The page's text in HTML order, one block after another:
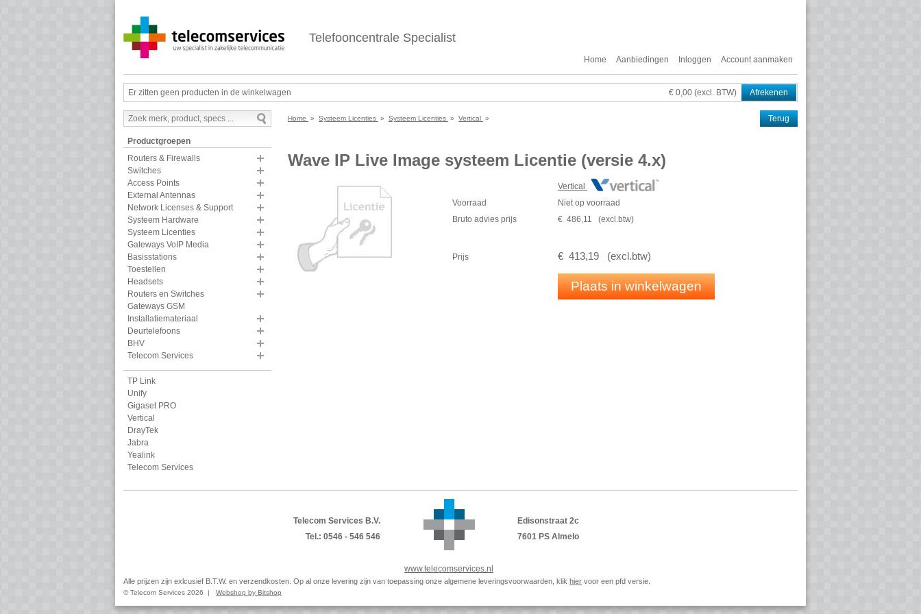
Telefooncentrale Specialist
Home Aanbiedingen Inloggen Account aanmaken
Er zitten geen producten in de winkelwagen € 0,00 (excl. BTW) Afrekenen
Productgroepen
Routers & Firewalls
Switches
Access Points
External Antennas
Network Licenses & Support
Systeem Hardware
Systeem Licenties
Gateways VoIP Media
Basisstations
Toestellen
Headsets
Routers en Switches
Gateways GSM
Installatiemateriaal
Deurtelefoons
BHV
Telecom Services
TP Link
Unify
Gigaset PRO
Vertical
DrayTek
Jabra
Yealink
Telecom Services
Home » Systeem Licenties » Systeem Licenties » Vertical » Terug
Wave IP Live Image systeem Licentie (versie 4.x)
Vertical
Voorraad
Niet op voorraad
Bruto advies prijs
€ 486,11 (excl.btw)
Prijs € 413,19 (excl.btw)
Plaats in winkelwagen
Telecom Services B.V.
Edisonstraat 2c
Tel.: 0546 - 546 546
7601 PS Almelo
www.telecomservices.nl
Alle prijzen zijn exlcusief B.T.W. en verzendkosten. Op al onze levering zijn van toepassing onze algemene leveringsvoorwaarden, klik hier voor een pfd versie.
© Telecom Services 2026 | Webshop by Bitshop